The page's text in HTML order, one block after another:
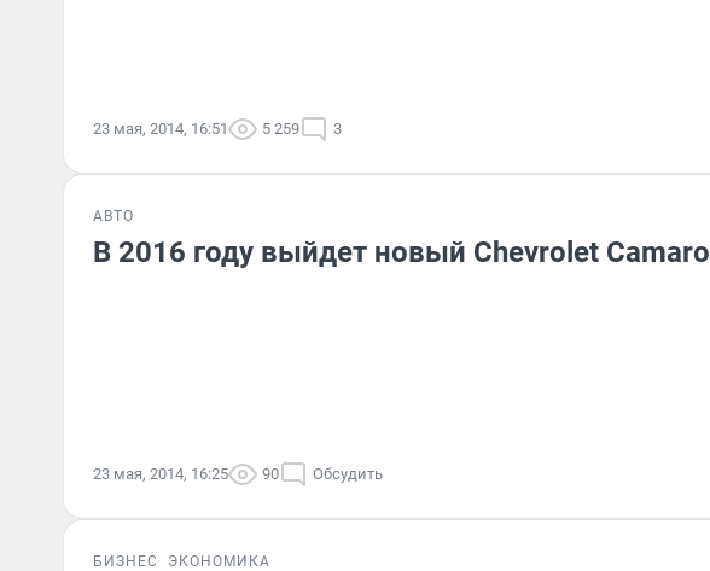
23 мая, 2014, 16:51 5 259 3
АВТО
В 2016 году выйдет новый Сhevrolet Camaro
23 мая, 2014, 16:25 90 Обсудить
БИЗНЕС ЭКОНОМИКА